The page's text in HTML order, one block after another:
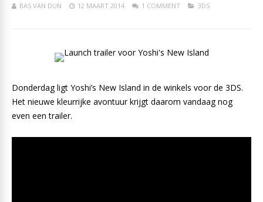
BAS VAN DUN 12 MAART 2014 1 COMMENT 3DS
Donderdag ligt Yoshi’s New Island in de winkels voor de 3DS.
Het nieuwe kleurrijke avontuur krijgt daarom vandaag nog
even een trailer.